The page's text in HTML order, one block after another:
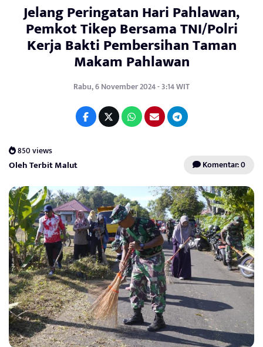
Jelang Peringatan Hari Pahlawan,
Pemkot Tikep Bersama TNI/Polri
Kerja Bakti Pembersihan Taman
Makam Pahlawan
Rabu, 6 November 2024 - 3:14 WIT
850 views
Oleh Terbit Malut Komentar: 0